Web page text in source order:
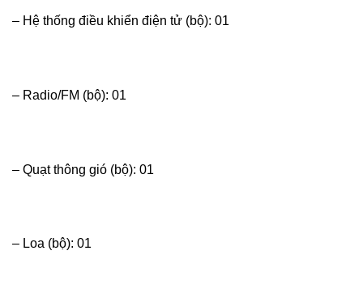
– Hệ thống điều khiển điện tử (bộ): 01
– Radio/FM (bộ): 01
– Quạt thông gió (bộ): 01
– Loa (bộ): 01